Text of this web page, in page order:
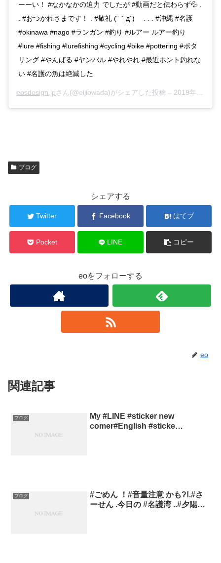
ーーい！ #なかなかの迫力 でしたが #動画だと伝わらず💦 .
. #おつかれさまです！ . #敬礼 (“｀д´)ゞ . . . #沖縄 #名護
#okinawa #nago #ランガン #釣り #ルアー ルアー釣り
#lure #fishing #lurefishing #cycling #bike #pottering #ポタ
リング #やんばる #ヤンバル #やれやれ #最近ホント釣れな
い #名護の魚は絶滅した
eosdesign.jpさん(@eijiowada)がシェアした投稿 – 2019年Apr月20日pm7時49分PDT
ブログ
シェアする
Twitter Facebook はてブ
Pocket LINE コピー
eoをフォローする
eo
関連記事
ブログ
My #LINE #sticker new
comer#English #sticke…
ブログ
#ごめん ！#音量注意 かも?!.#さ
ーせん .今日の #名護湾 ..#夕陽…